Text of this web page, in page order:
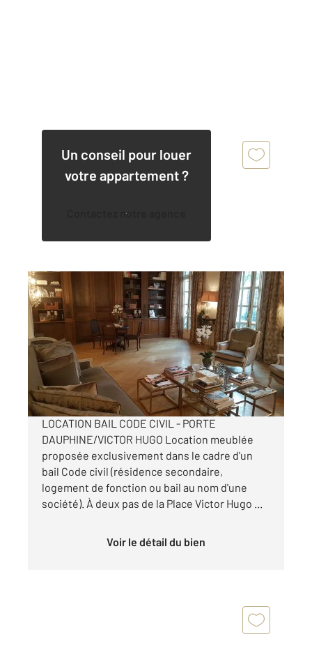
Un conseil pour louer
votre appartement ?
Contactez notre agence
PARIS 75016
191,78 m , 6 pièces
Ref : 10266
Appartement F6 à louer
9 900 €
par mois charges comprises
LOCATION BAIL CODE CIVIL - PORTE
DAUPHINE/VICTOR HUGO Location meublée
proposée exclusivement dans le cadre d'un
bail Code civil (résidence secondaire,
logement de fonction ou bail au nom d'une
société). À deux pas de la Place Victor Hugo ...
Voir le détail du bien